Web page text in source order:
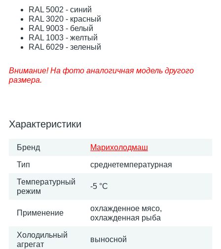
RAL 5002 - синий
RAL 3020 - красный
RAL 9003 - белый
RAL 1003 - желтый
RAL 6029 - зеленый
Внимание! На фото аналогичная модель другого
размера.
Характеристики
Бренд Марихолодмаш
Тип среднетемпературная
Температурный
режим
-5 °C
Применение
охлажденное мясо,
охлажденная рыба
Холодильный
агрегат
выносной